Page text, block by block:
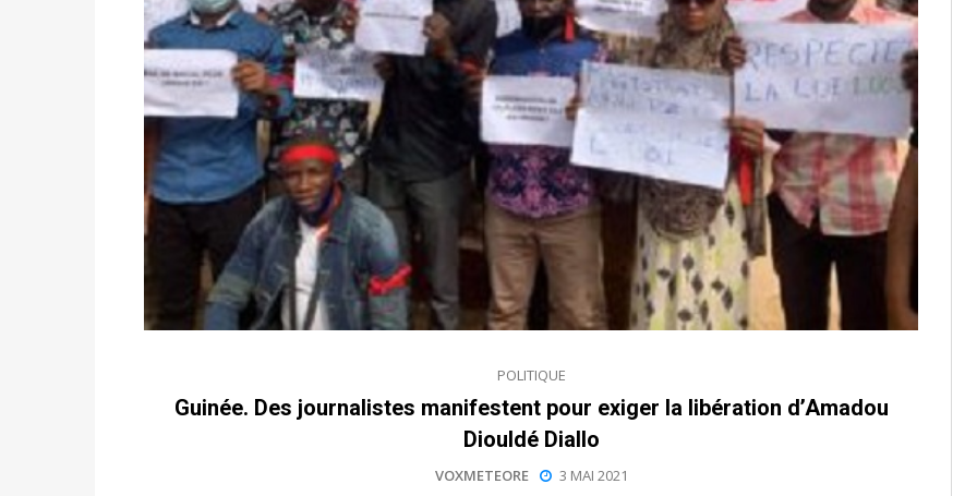
Politique-Suite de la publication des résultats partiels des élections de mai
ce 03 juin à 14h
POLITIQUE
Guinée. Des journalistes manifestent pour exiger la libération d’Amadou
Diouldé Diallo
VOXMETEORE 3 MAI 2021